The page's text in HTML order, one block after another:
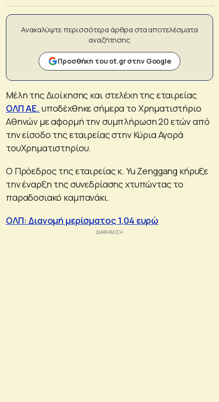
Ανακαλύψτε περισσότερα άρθρα στα αποτελέσματα
αναζήτησης
Προσθήκη του ot.gr στην Google
Μέλη της Διοίκησης και στελέχη της εταιρείας
ΟΛΠ ΑΕ. υποδέχθηκε σήμερα τo Xρηματιστήριο
Αθηνών με αφορμή την συμπλήρωση 20 ετών από
την είσοδο της εταιρείας στην Κύρια Αγορά
τουΧρηματιστηρίου.
Ο Πρόεδρος της εταιρείας κ. Yu Zenggang κήρυξε
την έναρξη της συνεδρίασης χτυπώντας το
παραδοσιακό καμπανάκι.
OΛΠ: Διανομή μερίσματος 1,04 ευρώ